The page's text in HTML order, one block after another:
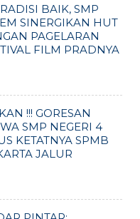
BAIK, SMP
SINERGIKAN HUT
PAGELARAN
FILM PRADNYA
!!! GORESAN
SMP NEGERI 4
KETATNYA SPMB
JALUR